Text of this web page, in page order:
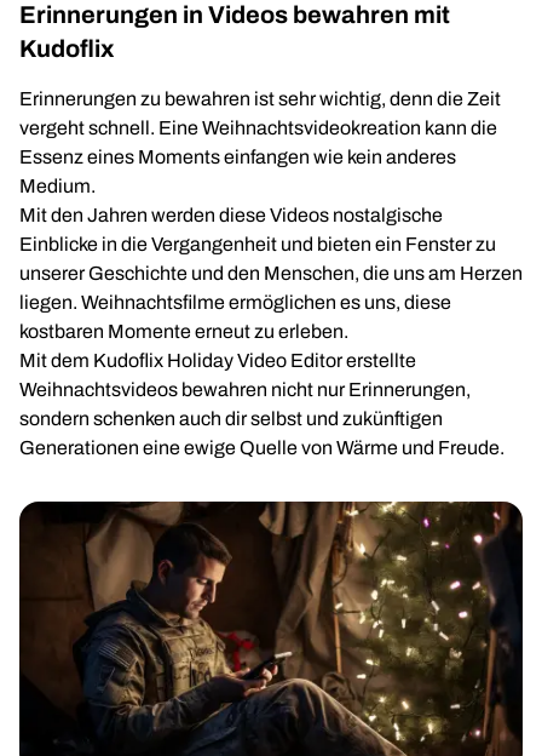
Erinnerungen in Videos bewahren mit
Kudoflix
Erinnerungen zu bewahren ist sehr wichtig, denn die Zeit
vergeht schnell. Eine Weihnachtsvideokreation kann die
Essenz eines Moments einfangen wie kein anderes
Medium.
Mit den Jahren werden diese Videos nostalgische
Einblicke in die Vergangenheit und bieten ein Fenster zu
unserer Geschichte und den Menschen, die uns am Herzen
liegen. Weihnachtsfilme ermöglichen es uns, diese
kostbaren Momente erneut zu erleben.
Mit dem Kudoflix Holiday Video Editor erstellte
Weihnachtsvideos bewahren nicht nur Erinnerungen,
sondern schenken auch dir selbst und zukünftigen
Generationen eine ewige Quelle von Wärme und Freude.